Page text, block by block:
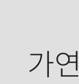
가